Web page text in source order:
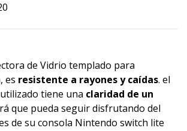
de Vidrio templado para
es resistente a rayones ycaídas. el
tiene una claridad de un
que pueda seguir disfrutando del
de su consola Nintendo switch lite